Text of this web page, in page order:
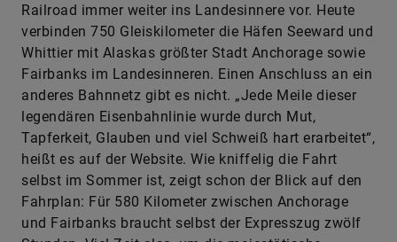
Railroad immer weiter ins Landesinnere vor. Heute
verbinden 750 Gleiskilometer die Häfen Seeward und
Whittier mit Alaskas größter Stadt Anchorage sowie
Fairbanks im Landesinneren. Einen Anschluss an ein
anderes Bahnnetz gibt es nicht. „Jede Meile dieser
legendären Eisenbahnlinie wurde durch Mut,
Tapferkeit, Glauben und viel Schweiß hart erarbeitet“,
heißt es auf der Website. Wie kniffelig die Fahrt
selbst im Sommer ist, zeigt schon der Blick auf den
Fahrplan: Für 580 Kilometer zwischen Anchorage
und Fairbanks braucht selbst der Expresszug zwölf